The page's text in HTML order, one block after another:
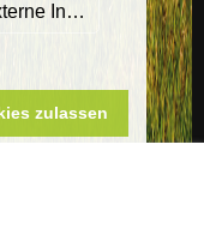
Inhalte
zulassen